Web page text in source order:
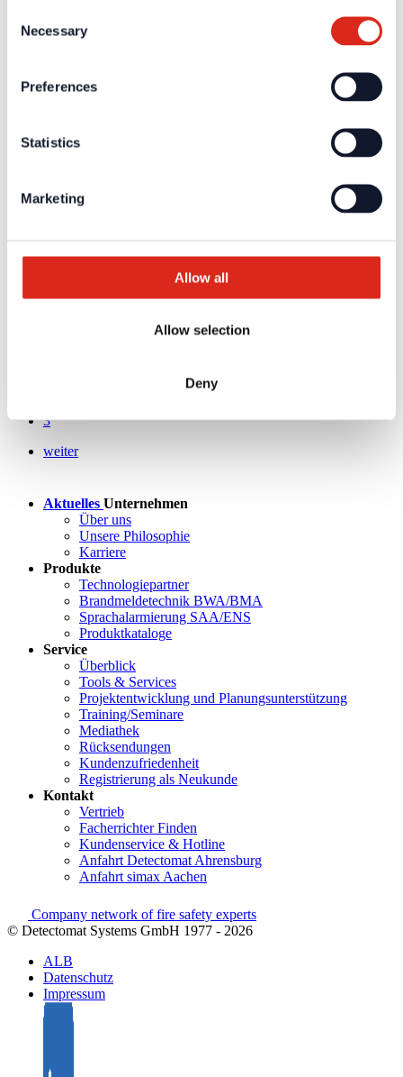
Selection
Necessary
Preferences
Statistics
Marketing
Allow all
Allow selection
Deny
Kabelloses Melderprüfgerät mit Mehrfachauslösung für
zum Produkt
Ersatz-Rauchkapsel
Box mit 6 Kapseln zum Testen von Rauchmeldern.
3
weiter
Aktuelles Unternehmen
Über uns
Unsere Philosophie
Karriere
Produkte
Technologiepartner
Brandmeldetechnik BWA/BMA
Sprachalarmierung SAA/ENS
Produktkataloge
Service
Überblick
Tools & Services
Projektentwicklung und Planungsunterstützung
Training/Seminare
Mediathek
Rücksendungen
Kundenzufriedenheit
Registrierung als Neukunde
Kontakt
Vertrieb
Facherrichter Finden
Kundenservice & Hotline
Anfahrt Detectomat Ahrensburg
Anfahrt simax Aachen
Company network of fire safety experts
© Detectomat Systems GmbH 1977 - 2026
ALB
Datenschutz
Impressum